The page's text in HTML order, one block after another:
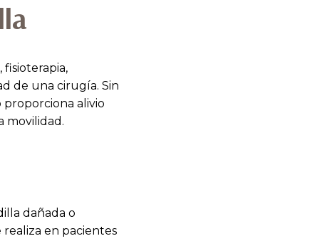
de una cirugía. Sin
alivio
movilidad.
dañada o
realiza en pacientes